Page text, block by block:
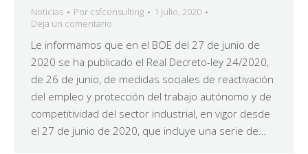
Noticias Por csfconsulting
1 julio, 2020
Deja un comentario
Le informamos que en el BOE del 27 de junio de
2020 se ha publicado el Real Decreto-ley 24/2020,
de 26 de junio, de medidas sociales de reactivación
del empleo y protección del trabajo autónomo y de
competitividad del sector industrial, en vigor desde
el 27 de junio de 2020, que incluye una serie de…